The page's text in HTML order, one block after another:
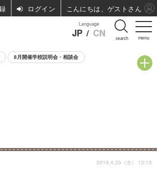
menu
Language
JP / CN search
8月開催学校説明会・相談会
2016.4.20（水） 12:15
ログイン こんにちは、ゲストさん